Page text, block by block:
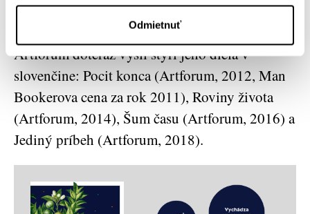
Odmietnuť
Leicestri a patrí medzi popredných súčasných
britských spisovateľov. Vo vydavateľstve
Artforum doteraz vyšli štyri jeho diela v
slovenčine: Pocit konca (Artforum, 2012, Man
Bookerova cena za rok 2011), Roviny života
(Artforum, 2014), Šum času (Artforum, 2016) a
Jediný príbeh (Artforum, 2018).